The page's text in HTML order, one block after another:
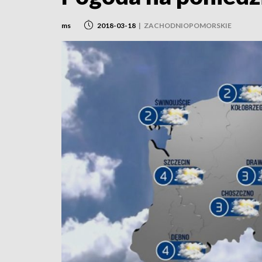
ms 2018-03-18 | ZACHODNIOPOMORSKIE